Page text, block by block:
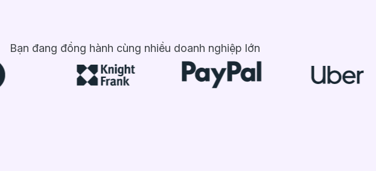
Bạn đang đồng hành cùng nhiều doanh nghiệp lớn